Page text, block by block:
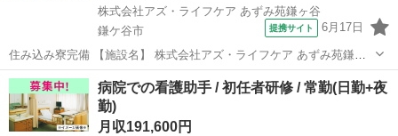
株式会社アズ・ライフケア あずみ苑鎌ヶ谷
鎌ケ谷市
提携サイト 6月17日
住み込み寮完備 【施設名】 株式会社アズ・ライフケア あずみ苑鎌ヶ
谷 【勤務地】 千葉県 鎌ケ谷市 【アクセス】 鎌ケ谷駅から徒歩20分
鎌ケ谷駅/馬込沢駅/鎌ケ谷大仏駅 【雇用形態】常勤(日勤のみ) 【募集
職種】...
千葉 鎌ケ谷市 介護福祉士
病院での看護助手 / 初任者研修 / 常勤(日勤+夜
勤)
月収191,600円